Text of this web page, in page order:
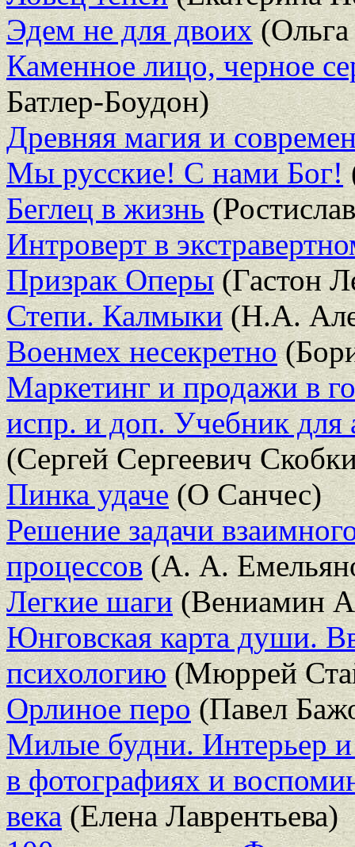
Эдем не для двоих(Ольга
Каменное лицо, черное
Батлер-Боудон)
Древняя магия и
Мы русские! С нами Бог!
Беглец в жизнь
Интроверт в
Призрак Оперы(Гастон
Степи. Калмыки(Н.А.
Военмех несекретно
Маркетинг и продажи в
испр. и доп. Учебник для
(Сергей Сергеевич
Пинка удаче(О Санчес)
Решение задачи
процессов(А. А.
Легкие шаги(Вениамин
Юнговская карта души.
психологию(Мюррей
Орлиное перо(Павел
Милые будни. Интерьер
в фотографиях и
века(Елена Лаврентьева)